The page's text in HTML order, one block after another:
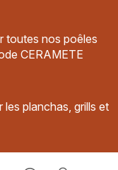
toutes nos poêles
CERAMETE
planchas, grills et